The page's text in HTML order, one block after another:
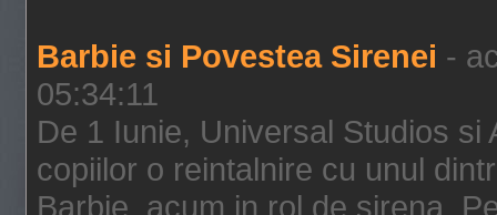
Barbie si Povestea Sirenei -
05:34:11
De 1 Iunie, Universal Studios si
copiilor o reintalnire cu unul
Barbie, acum in rol de sirena.